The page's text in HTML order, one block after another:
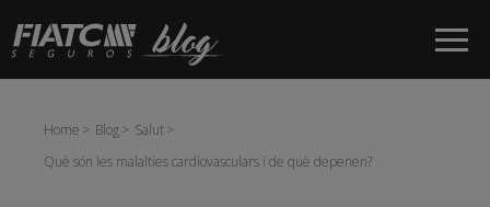
Salta al contingut principal
Home Blog
Salut
Què són les malalties cardiovasculars i de què depenen?